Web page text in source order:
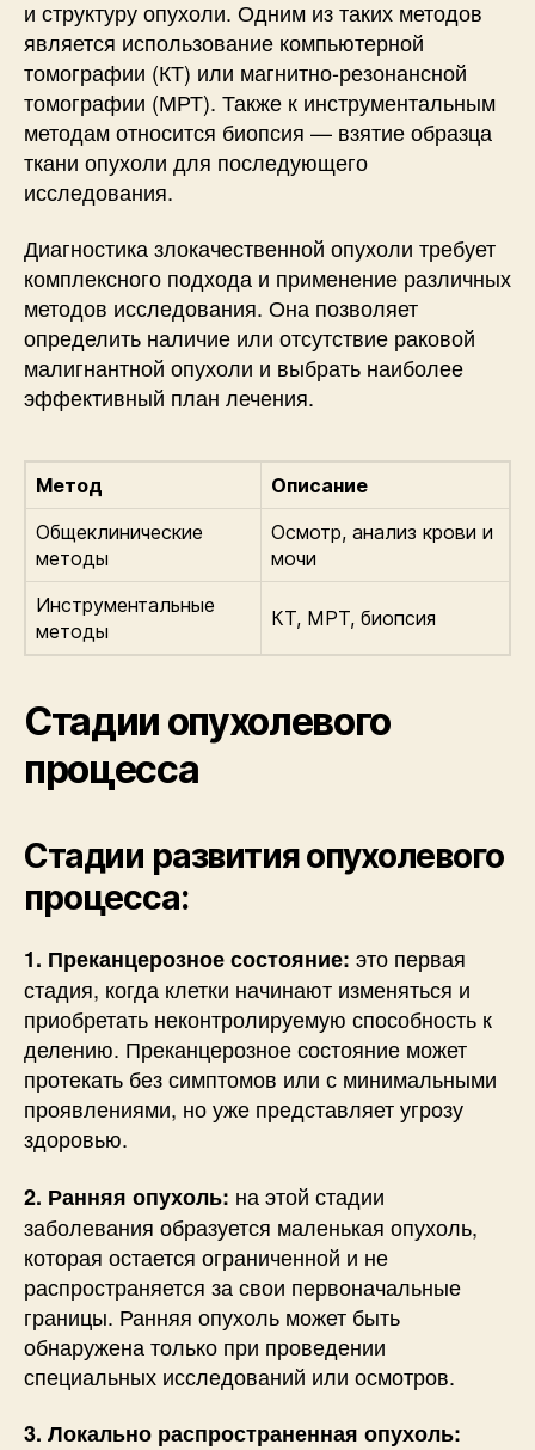
и структуру опухоли. Одним из таких методов
является использование компьютерной
томографии (КТ) или магнитно-резонансной
томографии (МРТ). Также к инструментальным
методам относится биопсия — взятие образца
ткани опухоли для последующего
исследования.
Диагностика злокачественной опухоли требует
комплексного подхода и применение различных
методов исследования. Она позволяет
определить наличие или отсутствие раковой
малигнантной опухоли и выбрать наиболее
эффективный план лечения.
Метод
Описание
Общеклинические
методы
Осмотр, анализ крови и
мочи
Инструментальные
методы
КТ, МРТ, биопсия
Стадии опухолевого
процесса
Стадии развития опухолевого
процесса:
1. Преканцерозное состояние: это первая
стадия, когда клетки начинают изменяться и
приобретать неконтролируемую способность к
делению. Преканцерозное состояние может
протекать без симптомов или с минимальными
проявлениями, но уже представляет угрозу
здоровью.
2. Ранняя опухоль: на этой стадии
заболевания образуется маленькая опухоль,
которая остается ограниченной и не
распространяется за свои первоначальные
границы. Ранняя опухоль может быть
обнаружена только при проведении
специальных исследований или осмотров.
3. Локально распространенная опухоль: